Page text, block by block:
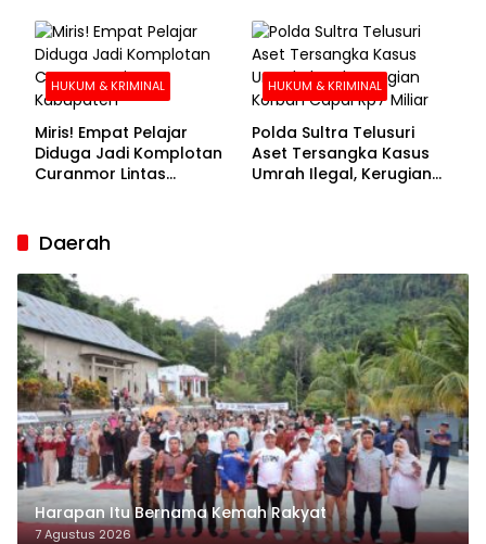
HUKUM & KRIMINAL
Miris! Empat Pelajar
Diduga Jadi Komplotan
Curanmor Lintas
HUKUM & KRIMINAL
Polda Sultra Telusuri
Aset Tersangka Kasus
Umrah Ilegal, Kerugian
Daerah
Harapan Itu Bernama Kemah Rakyat
7 Agustus 2026